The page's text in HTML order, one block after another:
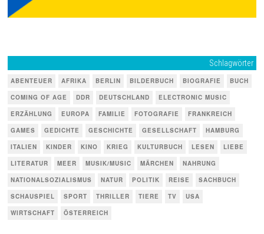
Schlagwörter
ABENTEUER AFRIKA BERLIN BILDERBUCH BIOGRAFIE
BUCH
COMING OF AGE
DDR DEUTSCHLAND
ELECTRONIC MUSIC
ERZÄHLUNG
EUROPA FAMILIE FOTOGRAFIE
FRANKREICH
GAMES
GEDICHTE GESCHICHTE GESELLSCHAFT
HAMBURG
ITALIEN
KINDER KINO KRIEG KULTURBUCH LESEN
LIEBE
LITERATUR
MEER MUSIK/MUSIC MÄRCHEN
NAHRUNG
NATIONALSOZIALISMUS
NATUR POLITIK REISE
SACHBUCH
SCHAUSPIEL
SPORT THRILLER TIERE TV
USA
WIRTSCHAFT
ÖSTERREICH